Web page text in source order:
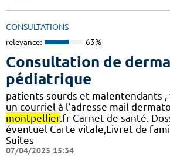
CONSULTATIONS
relevance: 63%
Consultation de
pédiatrique
patients sourds et malentendants
un courriel à l’adresse mail
montpellier.fr Carnet de santé.
éventuel Carte vitale,Livret de
Suites
07/04/2025 15:34